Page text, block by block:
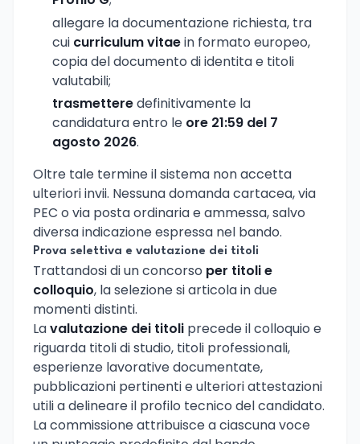
allegare la documentazione richiesta, tra
cui curriculum vitaein formato europeo,
copia del documento di identita e titoli
valutabili;
trasmetteredefinitivamente la
candidatura entro le ore 21:59 del 7
agosto 2026.
Oltre tale termine il sistema non accetta
ulteriori invii. Nessuna domanda cartacea, via
PEC o via posta ordinaria e ammessa, salvo
diversa indicazione espressa nel bando.
Prova selettiva e valutazione dei titoli
Trattandosi di un concorso per titoli e
colloquio, la selezione si articola in due
momenti distinti.
Lavalutazione dei titoli precede il colloquio e
riguarda titoli di studio, titoli professionali,
esperienze lavorative documentate,
pubblicazioni pertinenti e ulteriori attestazioni
utili a delineare il profilo tecnico del candidato.
La commissione attribuisce a ciascuna voce